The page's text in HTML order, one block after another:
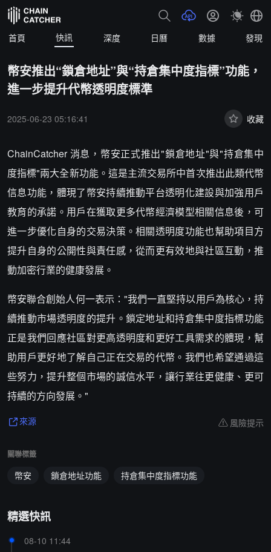
首頁 快訊 深度 日曆 數據 發現
幣安推出“鎖倉地址”與“持倉集中度指標”功能，
進一步提升代幣透明度標準
2025-06-23 05:16:41 收藏
ChainCatcher 消息，幣安正式推出"鎖倉地址"與"持倉集中
度指標"兩大全新功能。這是主流交易所中首次推出此類代幣
信息功能，體現了幣安持續推動平台透明化建設與加強用戶
教育的承諾。用戶在獲取更多代幣經濟模型相關信息後，可
進一步優化自身的交易決策。相關透明度功能也幫助項目方
提升自身的公開性與責任感，從而更有效地與社區互動，推
動加密行業的健康發展。
幣安聯合創始人何一表示："我們一直堅持以用戶為核心，持
續推動市場透明度的提升。鎖定地址和持倉集中度指標功能
正是我們回應社區對更高透明度和更好工具需求的體現，幫
助用戶更好地了解自己正在交易的代幣。我們也希望通過這
些努力，提升整個市場的誠信水平，讓行業往更健康、更可
持續的方向發展。"
來源 風險提示
關聯標籤
幣安 鎖倉地址功能 持倉集中度指標功能
精選快訊
08-10 11:44